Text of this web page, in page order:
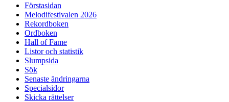
Förstasidan
Melodifestivalen 2026
Rekordboken
Ordboken
Hall of Fame
Listor och statistik
Slumpsida
Sök
Senaste ändringarna
Specialsidor
Skicka rättelser